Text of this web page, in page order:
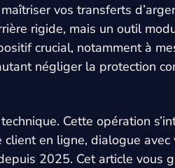
vos transferts
rigide, mais un outil
crucial, notamment à
négliger la protection
Cette opération
en ligne, dialogue avec
2025. Cet article vous